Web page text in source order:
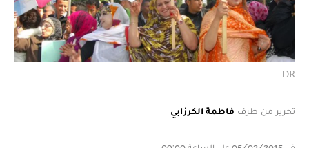
DR
تحرير من طرف فاطمة الكرزابي